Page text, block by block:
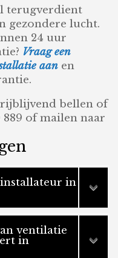
terugverdient
gezondere lucht.
24 uur
Vraag een
aan en
bellen of
889 of mailen naar
in
ventilatie
in